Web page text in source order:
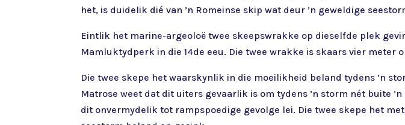
het, is duidelik dié van ’n Romeinse skip wat deur ’n geweldige
Eintlik het marine-argeoloë twee skeepswrakke op dieselfde plek
Mamluktydperk in die 14de eeu. Die twee wrakke is skaars vier meter
Die twee skepe het waarskynlik in die moeilikheid beland tydens ’n
Matrose weet dat dit uiters gevaarlik is om tydens ’n storm nét buite
dit onvermydelik tot rampspoedige gevolge lei. Die twee skepe het